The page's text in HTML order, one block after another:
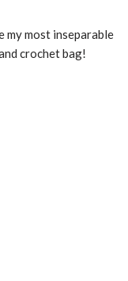
my most inseparable
crochet bag!